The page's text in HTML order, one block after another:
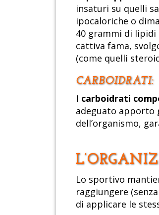
insaturi su quelli
ipocaloriche o
40 grammi di
cattiva fama,
(come quelli
CARBOIDRATI:
I carboidrati
adeguato apporto
dell’organismo,
Lo sportivo
raggiungere
di applicare le